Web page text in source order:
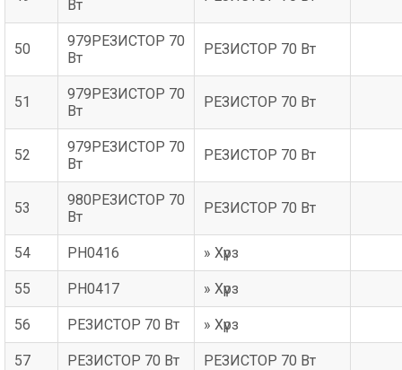
Вт
50
979РЕЗИСТОР 70
Вт
РЕЗИСТОР 70 Вт
51
979РЕЗИСТОР 70
Вт
РЕЗИСТОР 70 Вт
52
979РЕЗИСТОР 70
Вт
РЕЗИСТОР 70 Вт
53
980РЕЗИСТОР 70
Вт
РЕЗИСТОР 70 Вт
54 PH0416 » Хүрз
55 PH0417 » Хүрз
56 РЕЗИСТОР 70 Вт » Хүрз
57 РЕЗИСТОР 70 Вт РЕЗИСТОР 70 Вт